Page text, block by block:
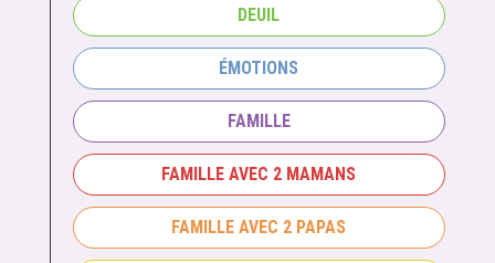
DEUIL
ÉMOTIONS
FAMILLE
FAMILLE AVEC 2 MAMANS
FAMILLE AVEC 2 PAPAS